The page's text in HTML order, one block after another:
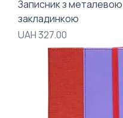
Записник з металевою
закладинкою
Price
UAH 327.00